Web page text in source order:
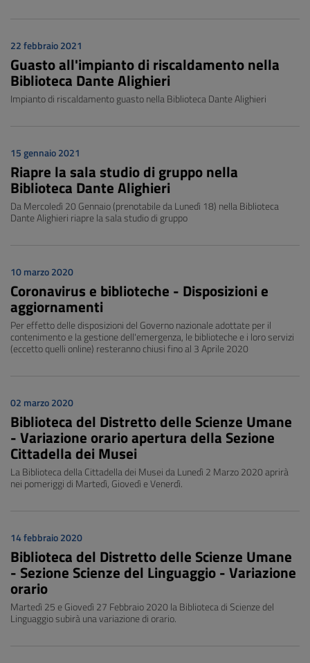
22 febbraio 2021
Guasto all'impianto di riscaldamento nella
Biblioteca Dante Alighieri
Impianto di riscaldamento guasto nella Biblioteca Dante Alighieri
15 gennaio 2021
Riapre la sala studio di gruppo nella
Biblioteca Dante Alighieri
Da Mercoledì 20 Gennaio (prenotabile da Lunedì 18) nella Biblioteca
Dante Alighieri riapre la sala studio di gruppo
10 marzo 2020
Coronavirus e biblioteche - Disposizioni e
aggiornamenti
Per effetto delle disposizioni del Governo nazionale adottate per il
contenimento e la gestione dell'emergenza, le biblioteche e i loro servizi
(eccetto quelli online) resteranno chiusi fino al 3 Aprile 2020
02 marzo 2020
Biblioteca del Distretto delle Scienze Umane
- Variazione orario apertura della Sezione
Cittadella dei Musei
La Biblioteca della Cittadella dei Musei da Lunedì 2 Marzo 2020 aprirà
nei pomeriggi di Martedì, Giovedì e Venerdì.
14 febbraio 2020
Biblioteca del Distretto delle Scienze Umane
- Sezione Scienze del Linguaggio - Variazione
orario
Martedì 25 e Giovedì 27 Febbraio 2020 la Biblioteca di Scienze del
Linguaggio subirà una variazione di orario.